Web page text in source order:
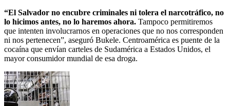
“El Salvador no encubre criminales ni tolera el narcotráfico, no
lo hicimos antes, no lo haremos ahora. Tampoco permitiremos
que intenten involucrarnos en operaciones que no nos corresponden
ni nos pertenecen”, aseguró Bukele. Centroamérica es puente de la
cocaína que envían carteles de Sudamérica a Estados Unidos, el
mayor consumidor mundial de esa droga.